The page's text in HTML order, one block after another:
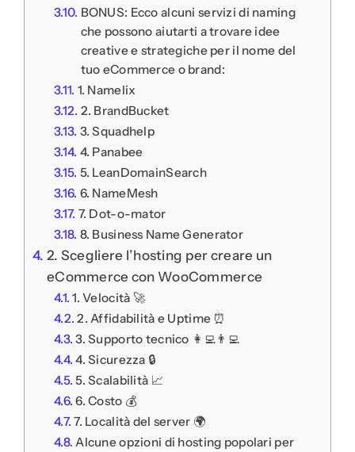
BONUS: Ecco alcuni servizi di naming
che possono aiutarti a trovare idee
creative e strategiche per il nome del
tuo eCommerce o brand:
1. Namelix
2. BrandBucket
3. Squadhelp
4. Panabee
5. LeanDomainSearch
6. NameMesh
7. Dot-o-mator
8. Business Name Generator
2. Scegliere l’hosting per creare un
eCommerce con WooCommerce
1. Velocità 🚀
2. Affidabilità e Uptime ⏰
3. Supporto tecnico 👩‍💻👨‍💻
4. Sicurezza 🔒
5. Scalabilità 📈
6. Costo 💰
7. Località del server 🌍
Alcune opzioni di hosting popolari per